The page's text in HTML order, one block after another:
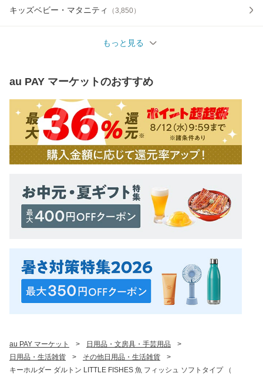
キッズベビー・マタニティ （3,850）
もっと見る
au PAY マーケットのおすすめ
au PAY マーケット > 日用品・文房具・手芸用品
>
日用品・生活雑貨
> その他日用品・生活雑貨
>
キーホルダー ダルトン LITTLE FISHES 魚 フィッシュ ソフトタイプ （